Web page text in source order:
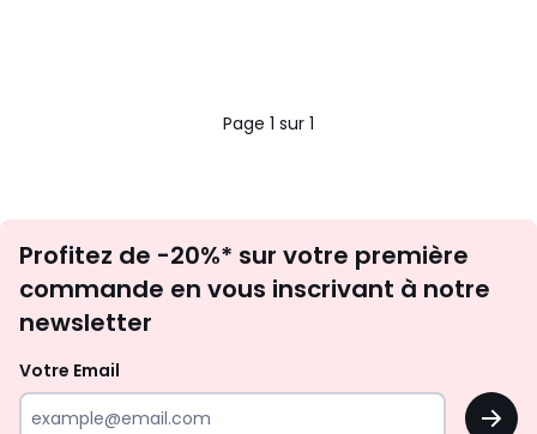
Page 1 sur 1
newsletter
Profitez de -20%* sur votre première
commande en vous inscrivant à notre
newsletter
Votre Email
OK